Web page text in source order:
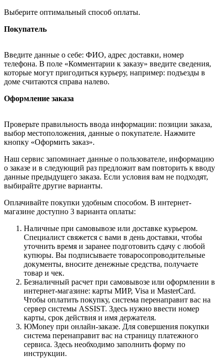
Выберите оптимальный способ оплаты.
Покупатель
Введите данные о себе: ФИО, адрес доставки, номер
телефона. В поле «Комментарии к заказу» введите сведения,
которые могут пригодиться курьеру, например: подъезды в
доме считаются справа налево.
Оформление заказа
Проверьте правильность ввода информации: позиции заказа,
выбор местоположения, данные о покупателе. Нажмите
кнопку «Оформить заказ».
Наш сервис запоминает данные о пользователе, информацию
о заказе и в следующий раз предложит вам повторить к вводу
данные предыдущего заказа. Если условия вам не подходят,
выбирайте другие варианты.
Оплачивайте покупки удобным способом. В интернет-
магазине доступно 3 варианта оплаты:
Наличные при самовывозе или доставке курьером.
Специалист свяжется с вами в день доставки, чтобы
уточнить время и заранее подготовить сдачу с любой
купюры. Вы подписываете товаросопроводительные
документы, вносите денежные средства, получаете
товар и чек.
Безналичный расчет при самовывозе или оформлении в
интернет-магазине: карты МИР, Visa и MasterCard.
Чтобы оплатить покупку, система перенаправит вас на
сервер системы ASSIST. Здесь нужно ввести номер
карты, срок действия и имя держателя.
ЮMoney при онлайн-заказе. Для совершения покупки
система перенаправит вас на страницу платежного
сервиса. Здесь необходимо заполнить форму по
инструкции.